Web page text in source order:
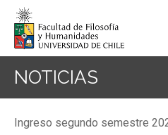
NOTICIAS
Ingreso segundo semestre